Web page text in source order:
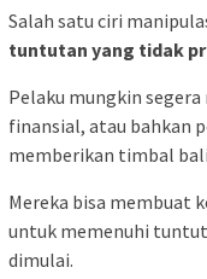
Salah satu ciri
tuntutan yang tidak
Pelaku mungkin
finansial, atau bahkan
memberikan timbal
Mereka bisa membuat
untuk memenuhi
dimulai.